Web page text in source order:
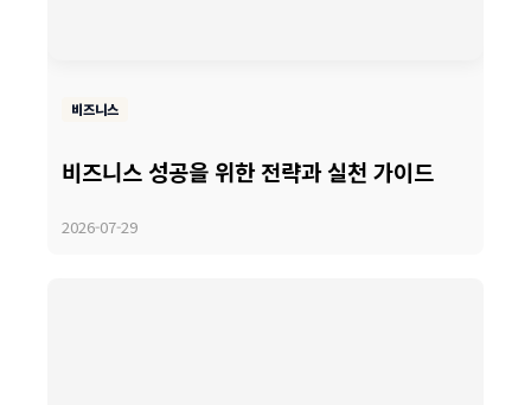
비즈니스
비즈니스 성공을 위한 전략과 실천 가이드
2026-07-29